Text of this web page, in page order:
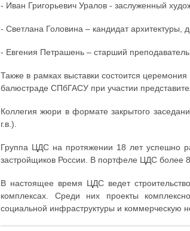
- Иван Григорьевич Уралов - заслуженный
- Светлана Головина – кандидат
- Евгения Петрашень – старший
Также в рамках выставки состоится
балюстраде СПбГАСУ при участии
Коллегия жюри в формате закрытого
г.в.).
Группа ЦДС на протяжении 18 лет успешно
застройщиков России. В портфеле ЦДС более
В настоящее время ЦДС ведет
комплексах. Среди них проекты
социальной инфраструктуры и коммерческую